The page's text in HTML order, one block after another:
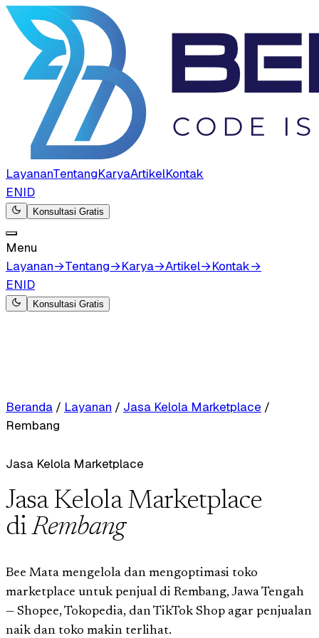
LayananTentangKaryaArtikelKontak
ENID
Konsultasi Gratis
Menu
Layanan→Tentang→Karya→Artikel→Kontak→
ENID
Konsultasi Gratis
Beranda / Layanan / Jasa Kelola Marketplace /
Rembang
Jasa Kelola Marketplace
Jasa Kelola Marketplace
diRembang
Bee Mata mengelola dan mengoptimasi toko
marketplace untuk penjual di Rembang, Jawa Tengah
— Shopee, Tokopedia, dan TikTok Shop agar penjualan
naik dan toko makin terlihat.